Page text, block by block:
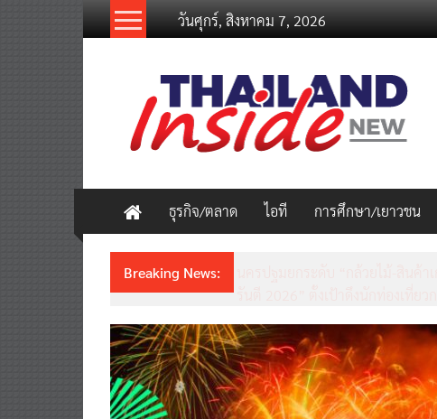
วันศุกร์, สิงหาคม 7, 2026
thailandinsidenew.com
Thailand
Inside
New
ธุรกิจ/ตลาด ไอที การศึกษา/เยาวชน
Breaking News: